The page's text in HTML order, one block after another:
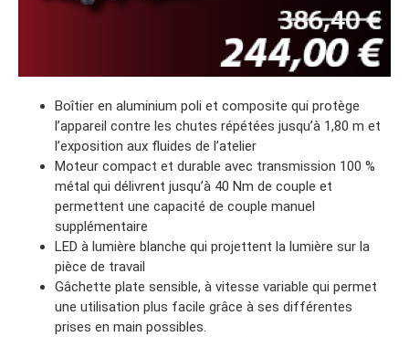
Boîtier en aluminium poli et composite qui protège
l’appareil contre les chutes répétées jusqu’à 1,80 m et
l’exposition aux fluides de l’atelier
Moteur compact et durable avec transmission 100 %
métal qui délivrent jusqu’à 40 Nm de couple et
permettent une capacité de couple manuel
supplémentaire
LED à lumière blanche qui projettent la lumière sur la
pièce de travail
Gâchette plate sensible, à vitesse variable qui permet
une utilisation plus facile grâce à ses différentes
prises en main possibles.